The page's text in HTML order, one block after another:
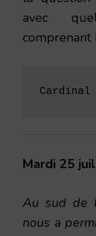
avec
comprenant
Cardinal
Mardi 25
Au sud de
nous a